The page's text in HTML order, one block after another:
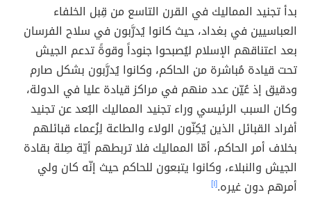
بدأ تجنيد المماليك في القرن التاسع من قِبل الخلفاء
العباسيين في بغداد، حيث كانوا يُدرَّبون في سلاح الفرسان
بعد اعتناقهم الإسلام ليُصبحوا جنوداً وقوةً تدعم الجيش
تحت قيادة مُباشرة من الحاكم، وكانوا يُدرَّبون بشكل صارم
ودقيق إذ عُيّن عدد منهم في مراكز قيادة عليا في الدولة،
وكان السبب الرئيسي وراء تجنيد المماليك البُعد عن تجنيد
أفراد القبائل الذين يُكِنّون الولاء والطاعة لِزُعماء قبائلهم
بخلاف أمر الحاكم، أمّا المماليك فلا تربطهم أيّة صِلة بقادة
الجيش والنبلاء، وكانوا يتبعون للحاكم حيث إنّه كان ولي
أمرهم دون غيره.[١]